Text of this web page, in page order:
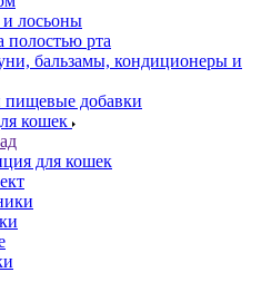
лосьоны
полостью рта
бальзамы, кондиционеры и
добавки
кошек
для кошек